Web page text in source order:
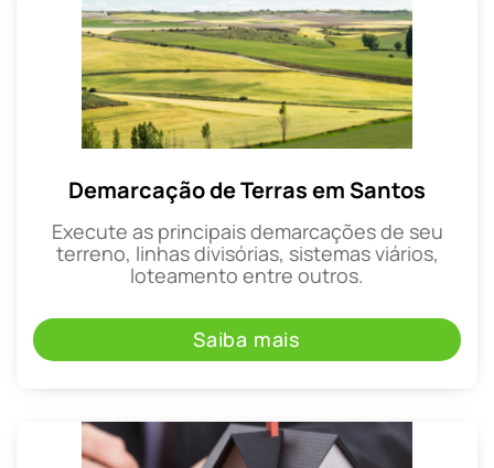
Demarcação de Terras em Santos
Execute as principais demarcações de seu
terreno, linhas divisórias, sistemas viários,
loteamento entre outros.
Saiba mais